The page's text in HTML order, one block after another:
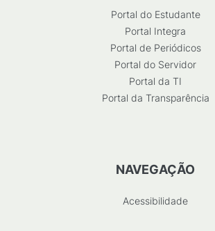
Portal do Estudante
Portal Integra
Portal de Periódicos
Portal do Servidor
Portal da TI
Portal da Transparência
NAVEGAÇÃO
Acessibilidade